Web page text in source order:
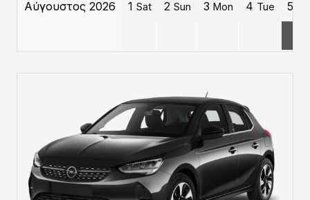
Αύγουστος 2026 1 Sat 2 Sun 3 Mon 4 Tue 5